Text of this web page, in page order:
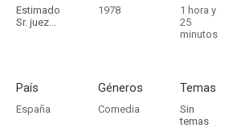
Estimado
Sr. juez...
1978
1 hora y
25
minutos
País
España
Géneros
Comedia
Temas
Sin
temas